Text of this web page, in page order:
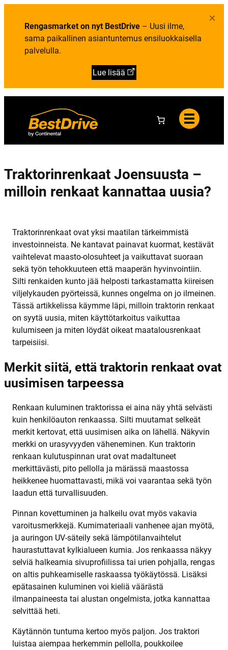
Rengasmarket on nyt BestDrive – Uusi ilme,
sama paikallinen asiantuntemus ensiluokkaisella
palvelulla.
Lue lisää
×
i
t
e
l
u
t
Traktorinrenkaat Joensuusta –
milloin renkaat kannattaa uusia?
Traktorinrenkaat ovat yksi maatilan tärkeimmistä
investoinneista. Ne kantavat painavat kuormat, kestävät
vaihtelevat maasto-olosuhteet ja vaikuttavat suoraan
sekä työn tehokkuuteen että maaperän hyvinvointiin.
Silti renkaiden kunto jää helposti tarkastamatta kiireisen
viljelykauden pyörteissä, kunnes ongelma on jo ilmeinen.
Tässä artikkelissa käymme läpi, milloin traktorin renkaat
on syytä uusia, miten käyttötarkoitus vaikuttaa
kulumiseen ja miten löydät oikeat maatalousrenkaat
tarpeisiisi.
Merkit siitä, että traktorin renkaat ovat
uusimisen tarpeessa
Renkaan kuluminen traktorissa ei aina näy yhtä selvästi
kuin henkilöauton renkaassa. Silti muutamat selkeät
merkit kertovat, että uusimisen aika on lähellä. Näkyvin
merkki on urasyvyyden väheneminen. Kun traktorin
renkaan kulutuspinnan urat ovat madaltuneet
merkittävästi, pito pellolla ja märässä maastossa
heikkenee huomattavasti, mikä voi vaarantaa sekä työn
laadun että turvallisuuden.
Pinnan kovettuminen ja halkeilu ovat myös vakavia
varoitusmerkkejä. Kumimateriaali vanhenee ajan myötä,
ja auringon UV-säteily sekä lämpötilanvaihtelut
haurastuttavat kylkialueen kumia. Jos renkaassa näkyy
selviä halkeamia sivuprofiilissa tai urien pohjalla, rengas
on altis puhkeamiselle raskaassa työkäytössä. Lisäksi
epätasainen kuluminen voi kieliä väärästä
ilmanpaineesta tai alustan ongelmista, jotka kannattaa
selvittää heti.
Käytännön tuntuma kertoo myös paljon. Jos traktori
luistaa aiempaa herkemmin pellolla, poukkoilee